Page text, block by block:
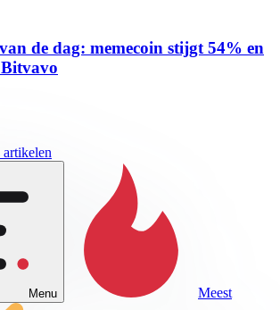
de dag: memecoin stijgt 54% en
Menu Meest